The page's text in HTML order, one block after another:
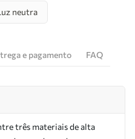
neutra
e pagamento FAQ
três materiais de alta